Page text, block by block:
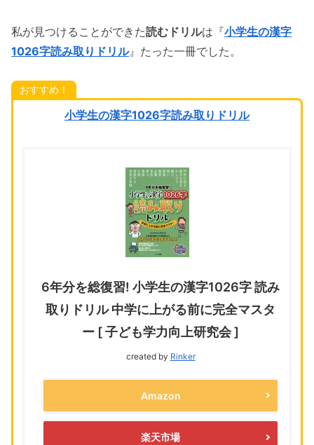
私が見つけることができた読むドリルは『小学生の漢字
1026字読み取りドリル』たった一冊でした。
おすすめ！
小学生の漢字1026字読み取りドリル
6年分を総復習! 小学生の漢字1026字 読み
取りドリル 中学に上がる前に完全マスタ
ー [ 子ども学力向上研究会 ]
created by Rinker
Amazon
楽天市場